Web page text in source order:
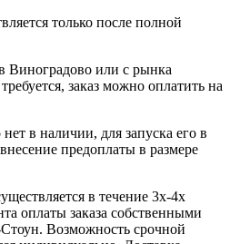
только после полной
Виноградово или с рынка
заказ можно оплатить на
в наличии, для запуска его в
предоплаты в размере
в течение 3х-4х
оплаты заказа собственными
Возможность срочной